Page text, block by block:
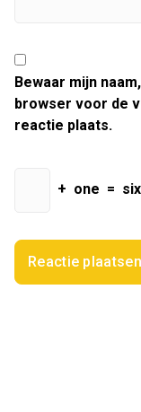
Bewaar mijn
browser voor de
reactie plaats.
+ one = six